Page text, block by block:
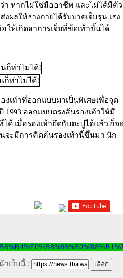
า หากไม่ใช่มืออาชีพ และไม่ได้มีตัว
ผลให้ร่างกายได้รับบาดเจ็บรุนแรง
ให้เกิดอาการเจ็บที่ข้อเท้าขึ้นได้
งเท้าที่ออกแบบมาเป็นพิเศษเพื่อจุด
1993 ออกแบบตรงส้นรองเท้าให้มี
ด้ เมื่อรองเท้ายึดกับตะปูได้แล้ว ก็จะ
จะมีการคิดค้นรองเท้านี้ขึ้นมา นัก
าเว็บนี้ :